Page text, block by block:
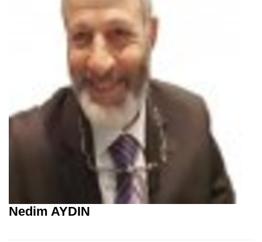
Nedim AYDIN